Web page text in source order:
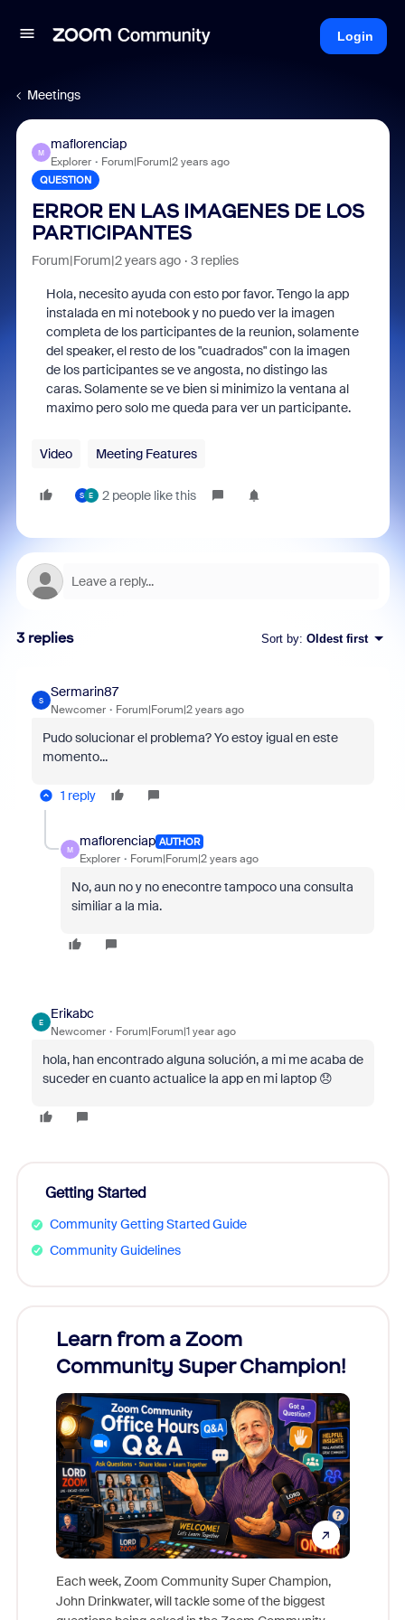
Login
Meetings
M
maflorenciap
Explorer Forum|Forum|2 years ago
QUESTION
ERROR EN LAS IMAGENES DE LOS
PARTICIPANTES
Forum|Forum|2 years ago 3 replies
Hola, necesito ayuda con esto por favor. Tengo la app
instalada en mi notebook y no puedo ver la imagen
completa de los participantes de la reunion, solamente
del speaker, el resto de los "cuadrados" con la imagen
de los participantes se ve angosta, no distingo las
caras. Solamente se ve bien si minimizo la ventana al
maximo pero solo me queda para ver un participante.
Video Meeting Features
S E 2 people like this
3 replies Sort by: Oldest first
S
Sermarin87
Newcomer Forum|Forum|2 years ago
Pudo solucionar el problema? Yo estoy igual en este
momento...
1 reply
M
maflorenciap AUTHOR
Explorer Forum|Forum|2 years ago
No, aun no y no enecontre tampoco una consulta
similiar a la mia.
E
Erikabc
Newcomer Forum|Forum|1 year ago
hola, han encontrado alguna solución, a mi me acaba de
suceder en cuanto actualice la app en mi laptop 😞
Getting Started
Community Getting Started Guide
Community Guidelines
Learn from a Zoom
Community Super Champion!
Each week, Zoom Community Super Champion,
John Drinkwater, will tackle some of the biggest